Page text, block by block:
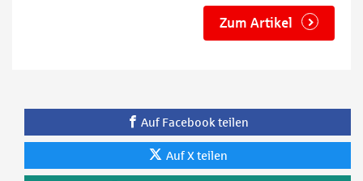
Zum Artikel
Auf Facebook teilen
Auf X teilen